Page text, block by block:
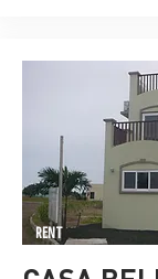
RENT